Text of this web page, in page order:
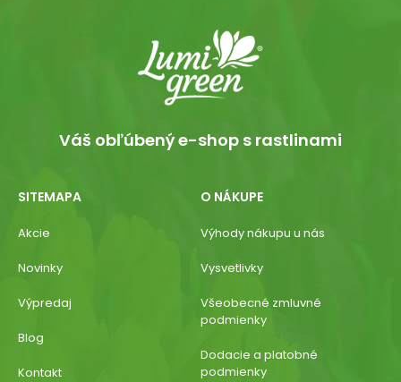
Váš obľúbený e-shop s rastlinami
SITEMAPA
Akcie
Novinky
Výpredaj
Blog
Kontakt
O NÁKUPE
Výhody nákupu u nás
Vysvetlivky
Všeobecné zmluvné
podmienky
Dodacie a platobné
podmienky